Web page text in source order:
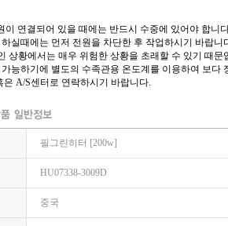
연결되어 있을 때에는 반드시 수중에 있어야 합니
실때에는 먼저 전원을 차단한 후 작업하시기 바랍니
상황에서는 매우 위험한 상황을 초래할 수 있기 때
능하기에 별도의 수족관용 온도계를 이용하여 보다
A/S센터로 연락하시기 바랍니다.
필그린히터 [200w]
HU07338-3009D
중국